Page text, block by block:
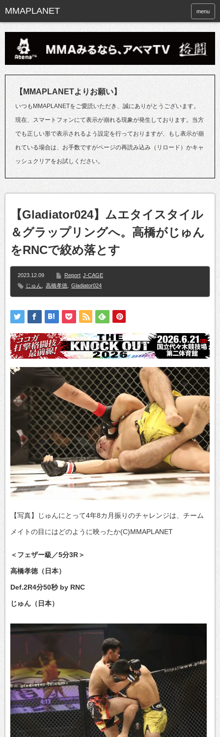
menu
【MMAPLANETよりお願い】
いつもMMAPLANETをご愛読いただき、誠にありがとうございます。
現在、スマートフォンにて表示が崩れる現象が発生しております。当方
でも正しい形で表示されるよう設定を行っておりますが、もし表示が崩
れている場合は、お手数ですがページの再読み込み（リロード）かキャ
ッシュクリアをお試しください。
【Gladiator024】ムエタイスタイル
＆グラップリングへ。高橋がじゅん
をRNCで絞め落とす
2023.12.09 Report J-CAGE
じゅん
高橋孝徳 Gladiator024
【写真】じゅんにとって4年8カ月振りのチャレンジは、チーム
メイトの目にはどのように映ったか(C)MMAPLANET
＜フェザー級／5分3R＞
高橋孝徳（日本）
Def.2R4分50秒 by RNC
じゅん（日本）